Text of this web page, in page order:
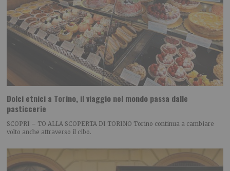
Dolci etnici a Torino, il viaggio nel mondo passa dalle
pasticcerie
SCOPRI – TO ALLA SCOPERTA DI TORINO Torino continua a cambiare
volto anche attraverso il cibo.